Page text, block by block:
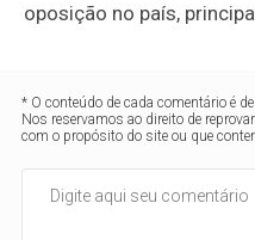
oposição no país,
* O conteúdo de cada comentário é
Nos reservamos ao direito de
com o propósito do site ou que